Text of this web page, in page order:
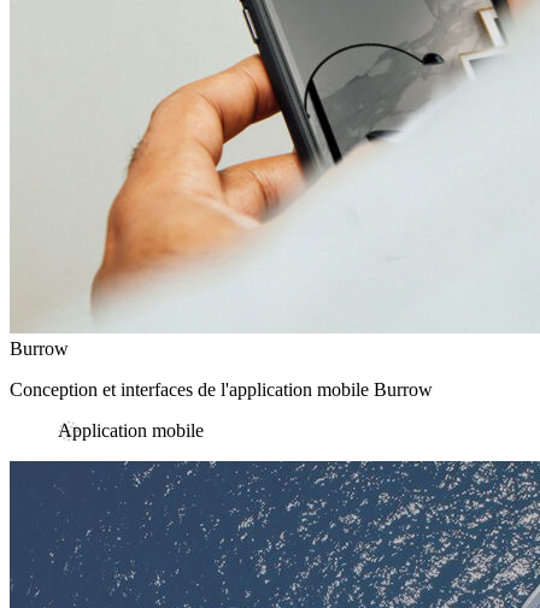
Burrow
Conception et interfaces de l'application mobile Burrow
Application mobile